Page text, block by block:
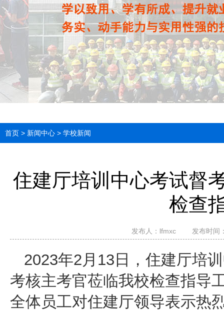
首页 > 新闻中心 > 学校新闻
住建厅培训中心考试督
检查
发布人： lfmxc 发布时间
2023年2月13日，住建厅培
考核主考官莅临我校检查指导
全体员工对住建厅领导表示热